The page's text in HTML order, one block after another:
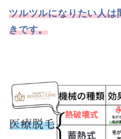
ツルツルになりたい人は
きです。